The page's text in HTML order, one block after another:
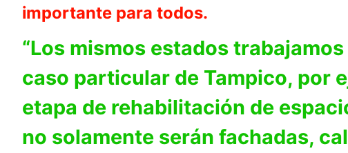
importante para todos.
“Los mismos estados
caso particular de Tampico, por
etapa de rehabilitación de
no solamente serán fachadas,